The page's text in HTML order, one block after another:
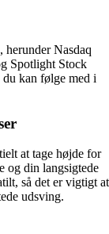
herunder Nasdaq
Spotlight Stock
kan følge med i
at tage højde for
og din langsigtede
så det er vigtigt at
udsving.